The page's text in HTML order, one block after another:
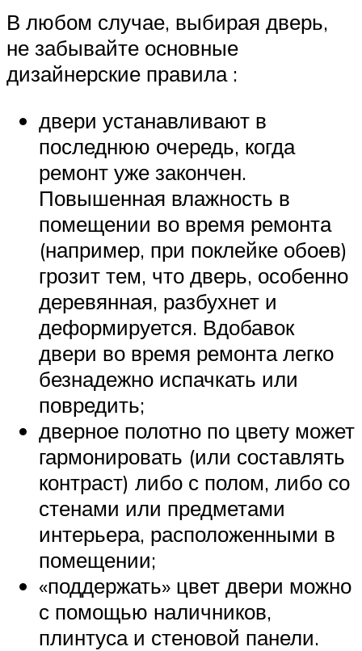
В любом случае, выбирая дверь,
не забывайте основные
дизайнерские правила :
двери устанавливают в
последнюю очередь, когда
ремонт уже закончен.
Повышенная влажность в
помещении во время ремонта
(например, при поклейке обоев)
грозит тем, что дверь, особенно
деревянная, разбухнет и
деформируется. Вдобавок
двери во время ремонта легко
безнадежно испачкать или
повредить;
дверное полотно по цвету может
гармонировать (или составлять
контраст) либо с полом, либо со
стенами или предметами
интерьера, расположенными в
помещении;
«поддержать» цвет двери можно
с помощью наличников,
плинтуса и стеновой панели.